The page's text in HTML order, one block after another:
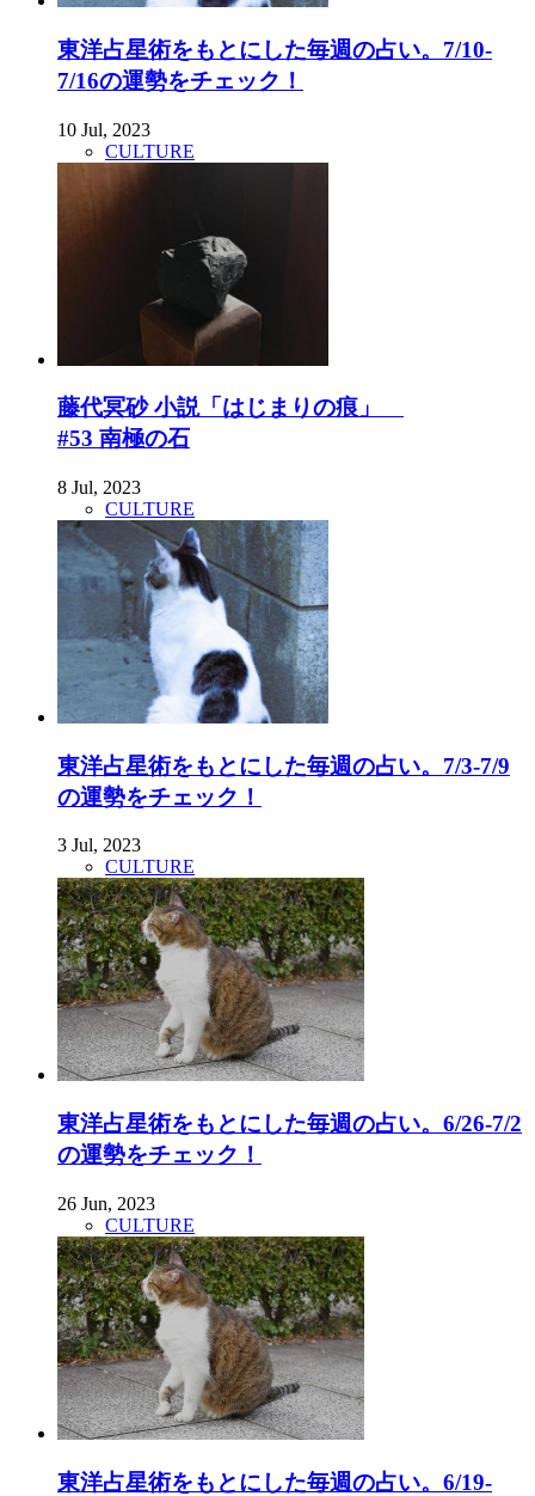
東洋占星術をもとにした毎週の占い。7/10-
7/16の運勢をチェック！
10 Jul, 2023
CULTURE
藤代冥砂 小説「はじまりの痕」
#53 南極の石
8 Jul, 2023
CULTURE
東洋占星術をもとにした毎週の占い。7/3-7/9
の運勢をチェック！
3 Jul, 2023
CULTURE
東洋占星術をもとにした毎週の占い。6/26-7/2
の運勢をチェック！
26 Jun, 2023
CULTURE
東洋占星術をもとにした毎週の占い。6/19-